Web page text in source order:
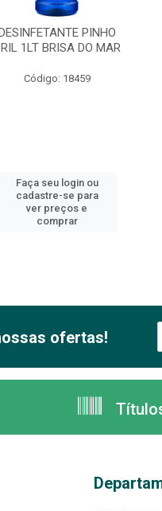
PINHO
1LT BRISA DO MAR
Código: 18459
Faça seu login ou
cadastre-se para
ver preços e
comprar
ofertas!